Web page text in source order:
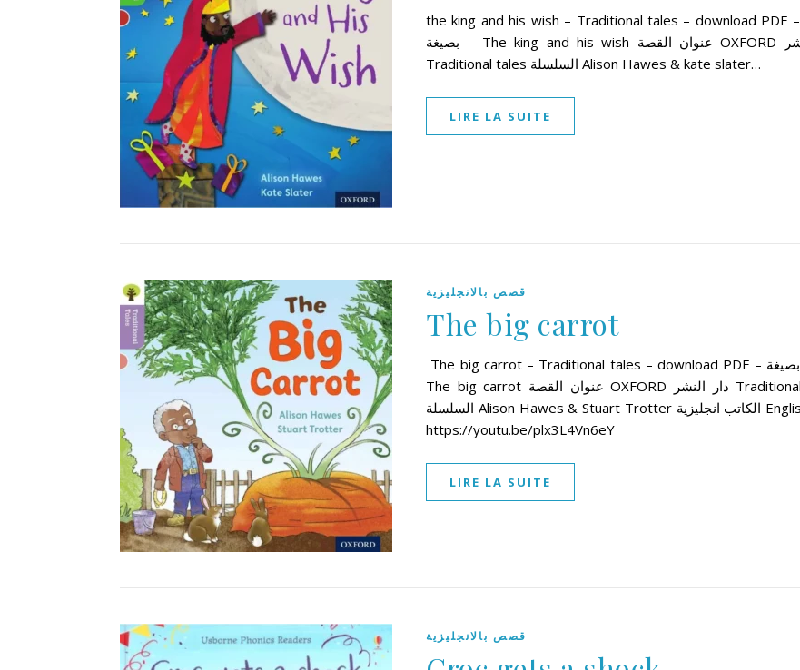
the king and his wish – Traditional tales – download PDF – تحميل
بصيغة The king and his wish عنوان القصة OXFORD دار النشر
Traditional tales السلسلة Alison Hawes & kate slater…
LIRE LA SUITE
قصص بالانجليزية
The big carrot
The big carrot – Traditional tales – download PDF – تحميل بصيغة
The big carrot عنوان القصة OXFORD دار النشر Traditional tales
السلسلة Alison Hawes & Stuart Trotter الكاتب انجليزية English اللغة
https://youtu.be/plx3L4Vn6eY
LIRE LA SUITE
قصص بالانجليزية